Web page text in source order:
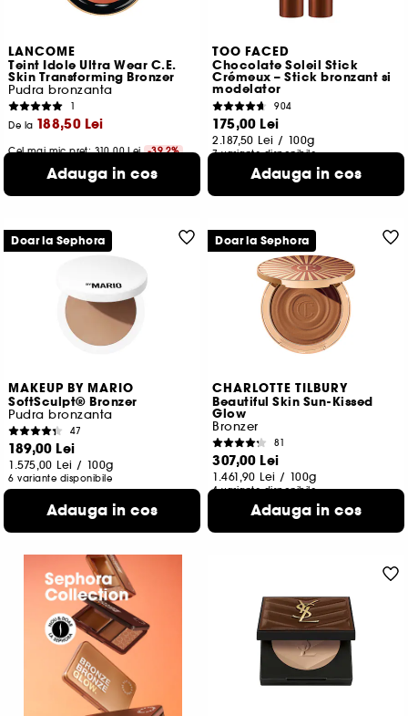
LANCOME
Teint Idole Ultra Wear C.E.
Skin Transforming Bronzer
Pudra bronzanta
1
De la 188,50 Lei
Cel mai mic pret:310,00 Lei -39.2%
44.880,95 Lei 100g
6 variante disponibile
Adauga in cos
TOO FACED
Chocolate Soleil Stick
Crémeux – Stick bronzant si
modelator
904
175,00 Lei
2.187,50 Lei / 100g
7 variante disponibile
Adauga in cos
MAKEUP BY MARIO
SoftSculpt® Bronzer
Pudra bronzanta
47
189,00 Lei
1.575,00 Lei / 100g
6 variante disponibile
Adauga in cos
Doar la Sephora
CHARLOTTE TILBURY
Beautiful Skin Sun-Kissed
Glow
Bronzer
81
307,00 Lei
1.461,90 Lei / 100g
4 variante disponibile
Adauga in cos
Doar la Sephora